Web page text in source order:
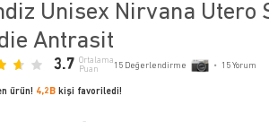
Unisex Nirvana Utero
Antrasit
3.7 Ortalama
Puan
15Değerlendirme • 15Yorum
ürün! 4,2Bkişi favoriledi!